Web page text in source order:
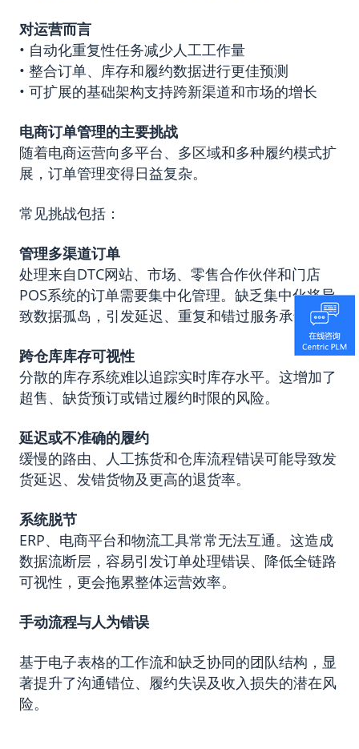
对运营而言
• 自动化重复性任务减少人工工作量
• 整合订单、库存和履约数据进行更佳预测
• 可扩展的基础架构支持跨新渠道和市场的增长
电商订单管理的主要挑战
随着电商运营向多平台、多区域和多种履约模式扩
展，订单管理变得日益复杂。
常见挑战包括：
管理多渠道订单
处理来自DTC网站、市场、零售合作伙伴和门店
POS系统的订单需要集中化管理。缺乏集中化将导
致数据孤岛，引发延迟、重复和错过服务承诺。
跨仓库库存可视性
分散的库存系统难以追踪实时库存水平。这增加了
超售、缺货预订或错过履约时限的风险。
延迟或不准确的履约
缓慢的路由、人工拣货和仓库流程错误可能导致发
货延迟、发错货物及更高的退货率。
系统脱节
ERP、电商平台和物流工具常常无法互通。这造成
数据流断层，容易引发订单处理错误、降低全链路
可视性，更会拖累整体运营效率。
手动流程与人为错误
基于电子表格的工作流和缺乏协同的团队结构，显
著提升了沟通错位、履约失误及收入损失的潜在风
险。